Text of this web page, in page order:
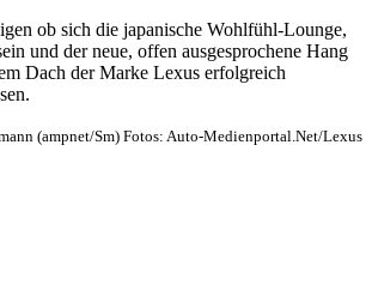
ob sich die japanische Wohlfühl-Lounge,
und der neue, offen ausgesprochene Hang
Dach der Marke Lexus erfolgreich
(ampnet/Sm) Fotos: Auto-Medienportal.Net/Lexus